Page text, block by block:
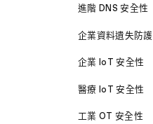
進階 DNS 安全性
企業資料遺失防護
企業 IoT 安全性
醫療 IoT 安全性
工業 OT 安全性